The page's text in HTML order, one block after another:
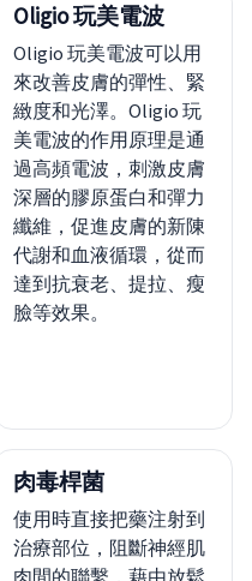
Oligio 玩美電波
Oligio 玩美電波可以用
來改善皮膚的彈性、緊
緻度和光澤。Oligio 玩
美電波的作用原理是通
過高頻電波，刺激皮膚
深層的膠原蛋白和彈力
纖維，促進皮膚的新陳
代謝和血液循環，從而
達到抗衰老、提拉、瘦
臉等效果。
肉毒桿菌
使用時直接把藥注射到
治療部位，阻斷神經肌
肉間的聯繫，藉由放鬆